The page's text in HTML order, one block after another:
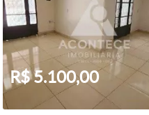
R$ 5.100,00